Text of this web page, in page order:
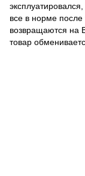
все в норме
возвращаются на
товар